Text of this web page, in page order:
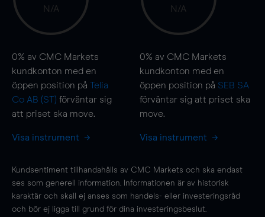
N/A
0% av CMC Markets
kundkonton med en
öppen position på Telia
Co AB (ST) förväntar sig
att priset ska move.
Visa instrument
N/A
0% av CMC Markets
kundkonton med en
öppen position på SEB SA
förväntar sig att priset ska
move.
Visa instrument
Kundsentiment tillhandahålls av CMC Markets och ska endast
ses som generell information. Informationen är av historisk
karaktär och skall ej anses som handels- eller investeringsråd
och bör ej ligga till grund för dina investeringsbeslut.